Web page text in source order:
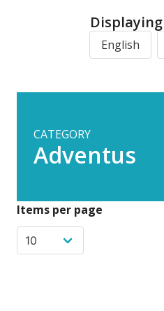
English
CATEGORY
Adventus
Items per page